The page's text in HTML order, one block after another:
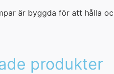
är byggda för att hålla
produkter